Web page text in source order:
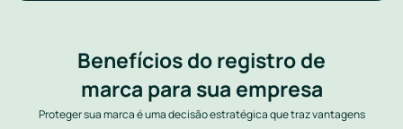
Benefícios do registro de
marca para sua empresa
Proteger sua marca é uma decisão estratégica que traz vantagens